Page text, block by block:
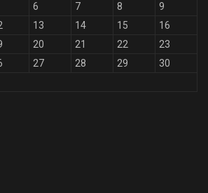
6 7 8
9
13 14 15
16
20 21 22
23
27 28 29
30